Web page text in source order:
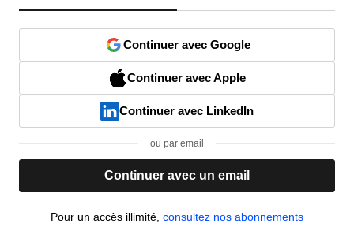
Continuer avec Google
Continuer avec Apple
Continuer avec LinkedIn
ou par email
Continuer avec un email
Pour un accès illimité, consultez nos abonnements